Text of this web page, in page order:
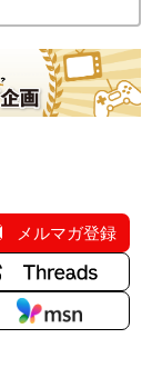
メルマガ登録